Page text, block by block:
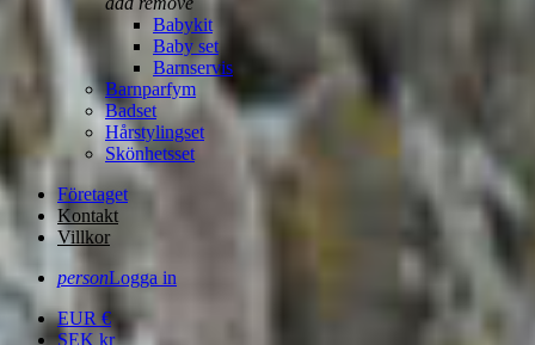
Babykit
Baby set
Barnservis
Barnparfym
Badset
Hårstylingset
Skönhetsset
Företaget
Kontakt
Villkor
personLogga in
EUR €
SEK kr